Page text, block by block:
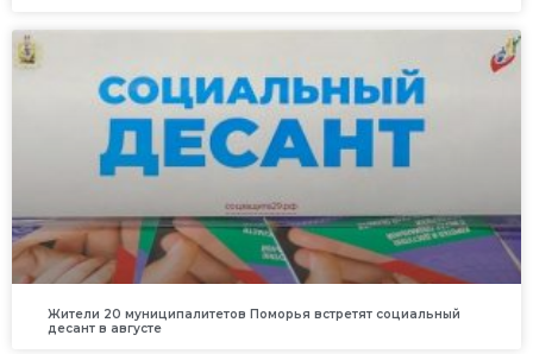
Жители 20 муниципалитетов Поморья встретят социальный
десант в августе